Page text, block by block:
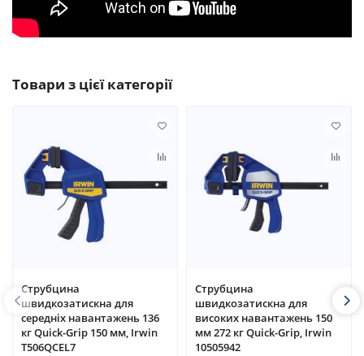
Товари з цієї категорії
Струбцина
швидкозатискна для
середніх навантажень 136
кг Quick-Grip 150 мм, Irwin
T506QCEL7
Струбцина
швидкозатискна для
високих навантажень 150
мм 272 кг Quick-Grip, Irwin
10505942